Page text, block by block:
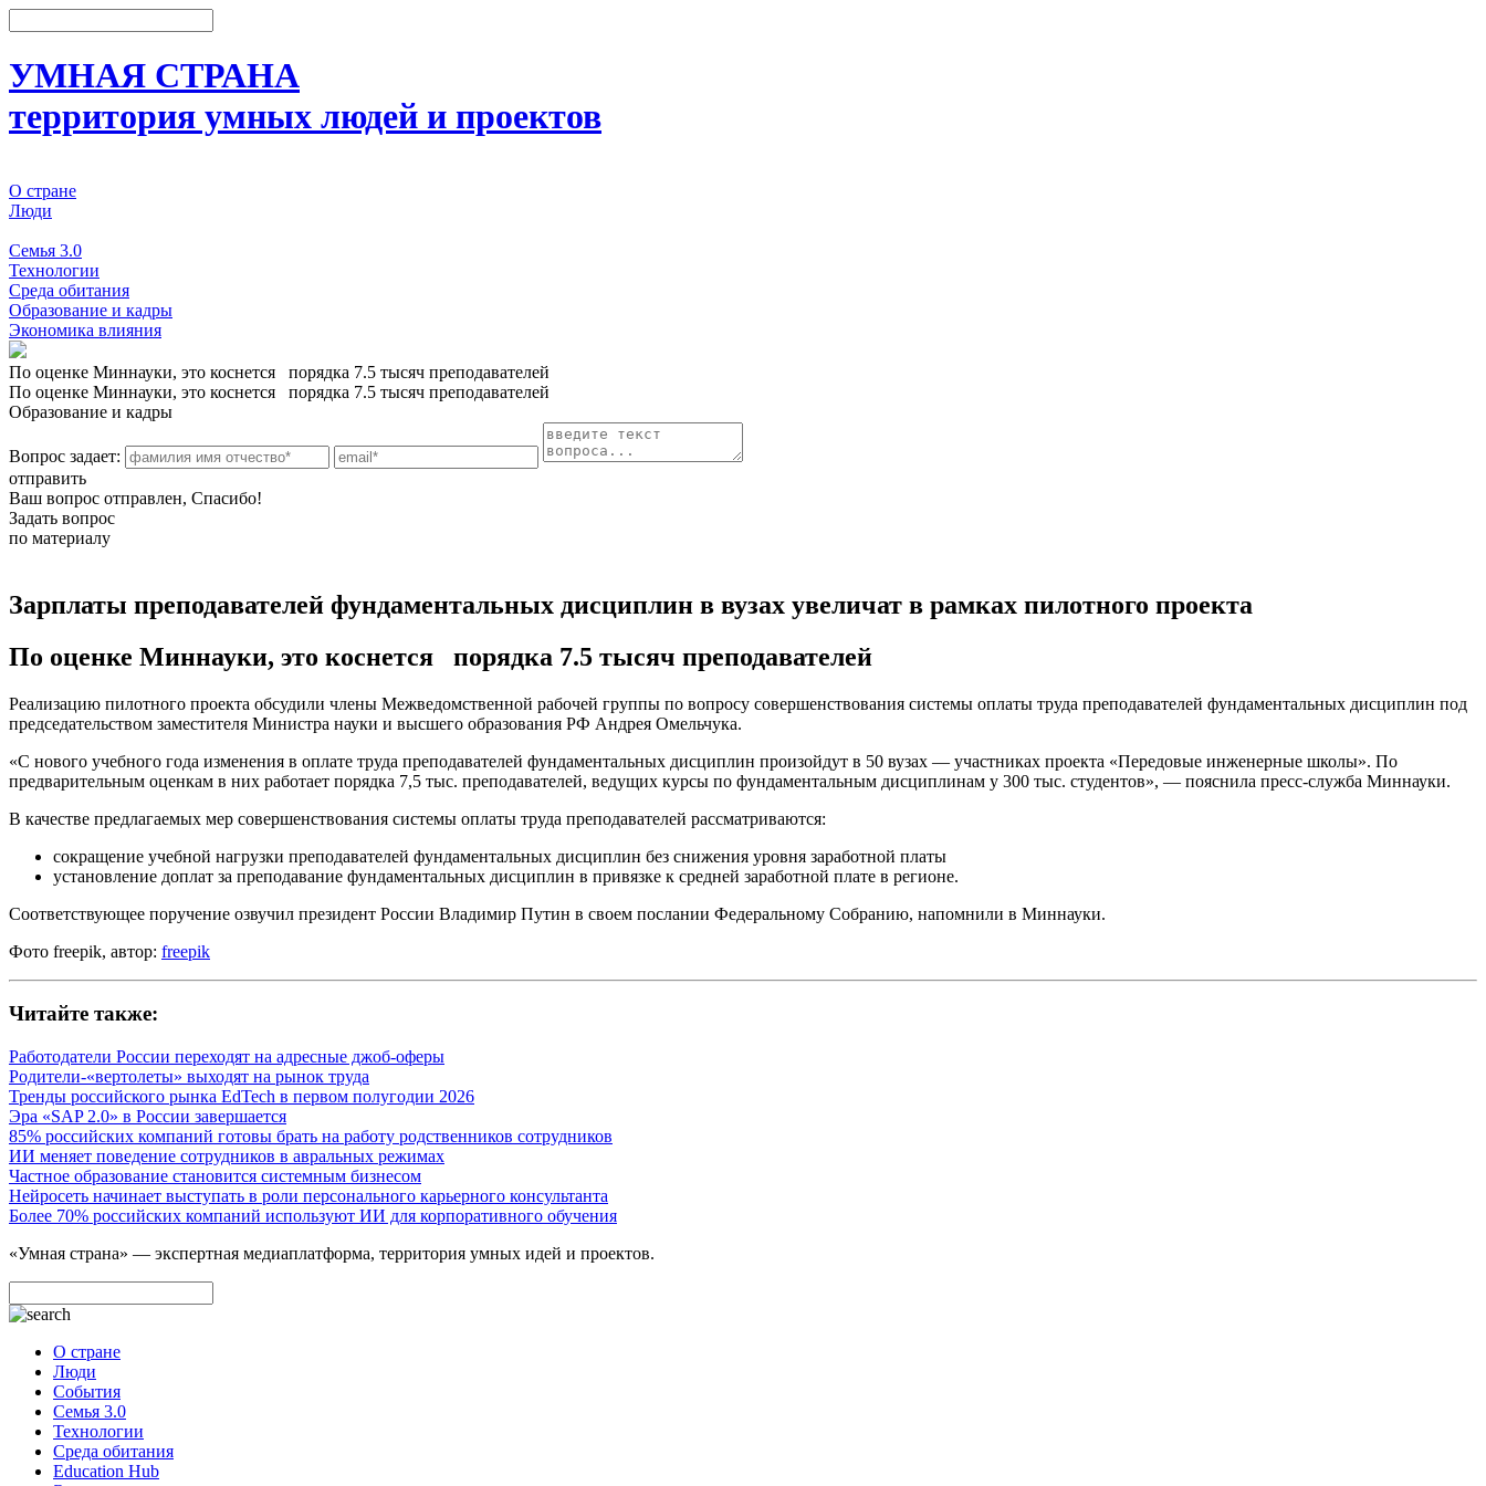
УМНАЯ СТРАНА
территория умных людей и проектов
О стране
Люди
Семья 3.0
Технологии
Среда обитания
Образование и кадры
Экономика влияния
По оценке Миннауки, это коснется порядка 7.5 тысяч преподавателей
По оценке Миннауки, это коснется порядка 7.5 тысяч преподавателей
Образование и кадры
Вопрос задает:
отправить
Ваш вопрос отправлен, Спасибо!
Задать вопрос
по материалу
Зарплаты преподавателей фундаментальных дисциплин в вузах увеличат в рамках пилотного проекта
По оценке Миннауки, это коснется порядка 7.5 тысяч преподавателей
Реализацию пилотного проекта обсудили члены Межведомственной рабочей группы по вопросу совершенствования системы оплаты труда преподавателей фундаментальных дисциплин под
председательством заместителя Министра науки и высшего образования РФ Андрея Омельчука.
«С нового учебного года изменения в оплате труда преподавателей фундаментальных дисциплин произойдут в 50 вузах — участниках проекта «Передовые инженерные школы». По
предварительным оценкам в них работает порядка 7,5 тыс. преподавателей, ведущих курсы по фундаментальным дисциплинам у 300 тыс. студентов», — пояснила пресс-служба Миннауки.
В качестве предлагаемых мер совершенствования системы оплаты труда преподавателей рассматриваются:
сокращение учебной нагрузки преподавателей фундаментальных дисциплин без снижения уровня заработной платы
установление доплат за преподавание фундаментальных дисциплин в привязке к средней заработной плате в регионе.
Соответствующее поручение озвучил президент России Владимир Путин в своем послании Федеральному Собранию, напомнили в Миннауки.
Фото freepik, автор: freepik
Читайте также:
Работодатели России переходят на адресные джоб-оферы
Родители-«вертолеты» выходят на рынок труда
Тренды российского рынка EdTech в первом полугодии 2026
Эра «SAP 2.0» в России завершается
85% российских компаний готовы брать на работу родственников сотрудников
ИИ меняет поведение сотрудников в авральных режимах
Частное образование становится системным бизнесом
Нейросеть начинает выступать в роли персонального карьерного консультанта
Более 70% российских компаний используют ИИ для корпоративного обучения
«Умная страна» — экспертная медиаплатформа, территория умных идей и проектов.
О стране
Люди
События
Семья 3.0
Технологии
Среда обитания
Education Hub